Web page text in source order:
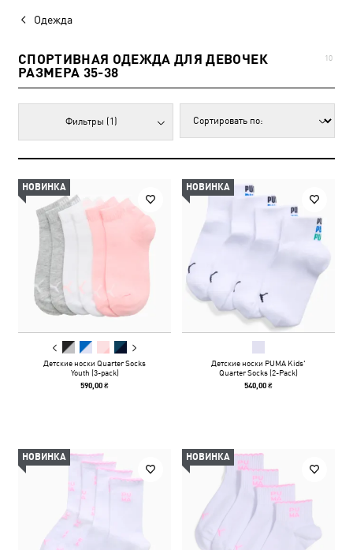
Одежда
СПОРТИВНАЯ ОДЕЖДА ДЛЯ ДЕВОЧЕК
РАЗМЕРА 35-38
10
Фильтры (1)
НОВИНКА
Детские носки Quarter Socks
Youth (3-pack)
590,00 ₴
НОВИНКА
Детские носки PUMA Kids'
Quarter Socks (2-Pack)
540,00 ₴
НОВИНКА НОВИНКА